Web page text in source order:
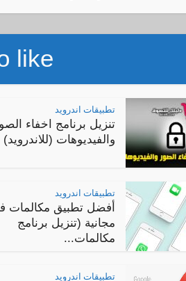
like
تطبيقات اندرويد
تنزيل برنامج اخفاء
والفيديوهات (للاندرويد)
تطبيقات اندرويد
أفضل تطبيق مكالمات
مجانية (تنزيل برنامج
مكالمات...
تطبيقات اندرويد